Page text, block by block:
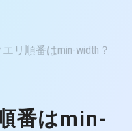
リ順番はmin-width？
番はmin-